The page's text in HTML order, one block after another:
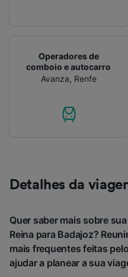
Operadores de
comboio e autocarro
Avanza, Renfe
Detalhes da
Quer saber mais sobre
Reina para Badajoz?
mais frequentes feitas
ajudar a planear a sua